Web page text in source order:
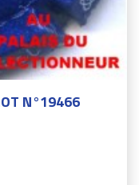
N°19466